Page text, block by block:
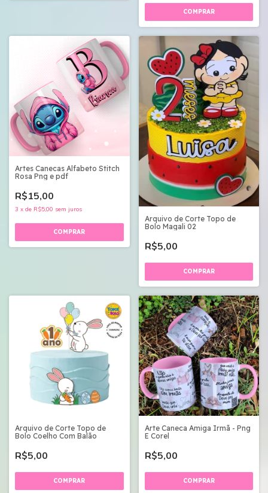
Artes Canecas Alfabeto Stitch
Rosa Png e pdf
R$15,00
3 x de R$5,00 sem juros
Arquivo de Corte Topo de
Bolo Magali 02
R$5,00
Arquivo de Corte Topo de
Bolo Coelho Com Balão
R$5,00
Arte Caneca Amiga Irmã - Png
E Corel
R$5,00